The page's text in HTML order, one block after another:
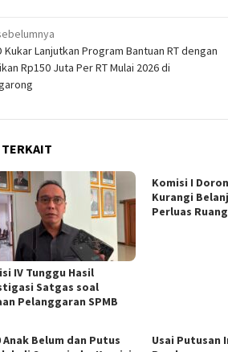
Kukar Lanjutkan Program Bantuan RT dengan
Rp150 Juta Per RT Mulai 2026 di
TERKAIT
IV Tunggu Hasil
Satgas soal
Pelanggaran SPMB
Komisi I
Kurangi
Perluas
Anak Belum dan Putus
Usai Putusan